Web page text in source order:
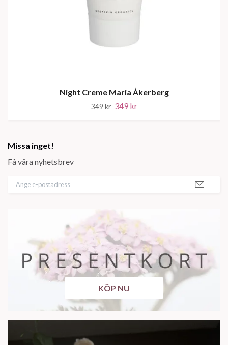
Missa inget!
Få våra nyhetsbrev
KÖP NU
Night Creme Maria Åkerberg
349 kr 349 kr